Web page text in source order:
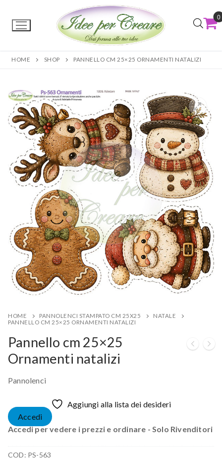
0
HOME SHOP PANNELLO CM 25×25 ORNAMENTI NATALIZI
HOME PANNOLENCI STAMPATO CM 25X25
NATALE
PANNELLO CM 25×25 ORNAMENTI NATALIZI
Pannello cm 25×25
Ornamenti natalizi
Pannolenci
Aggiungi alla lista dei desideri
Accedi
Accedi per vedere i prezzi e ordinare - Solo Rivenditori
COD: PS-563